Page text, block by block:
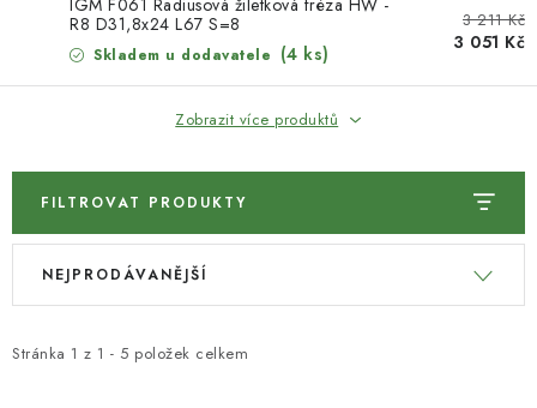
NÁSTROJE PRO FRÉZOVÁNÍ
NÁSTROJE PRO ŘEZÁNÍ KOVU
KONTAKTY
IGM F061 Radiusová žiletková fréza HW -
R8 D31,8x24 L67 S=8
Skladem u dodavatele (4 ks)
3 211 Kč
3 051 Kč
Zobrazit více produktů
FILTROVAT PRODUKTY
V
i
Stránka 1 z 1 - 5 položek celkem
Ř
e
NEJPRODÁVANĚJŠÍ